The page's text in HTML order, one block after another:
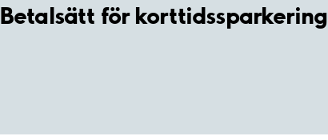
Betalsätt för korttidssparkering